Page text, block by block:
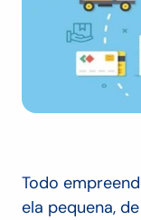
Todo
ela pequena,